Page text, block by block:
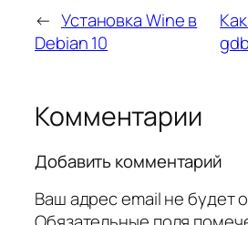
← Установка Wine в
Debian 10
gdb
Комментарии
Добавить комментарий
Ваш адрес email не будет